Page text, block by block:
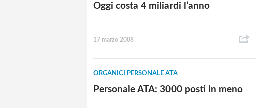
Oggi costa 4 miliardi l’anno
17 marzo 2008
ORGANICI PERSONALE ATA
Personale ATA: 3000 posti in meno